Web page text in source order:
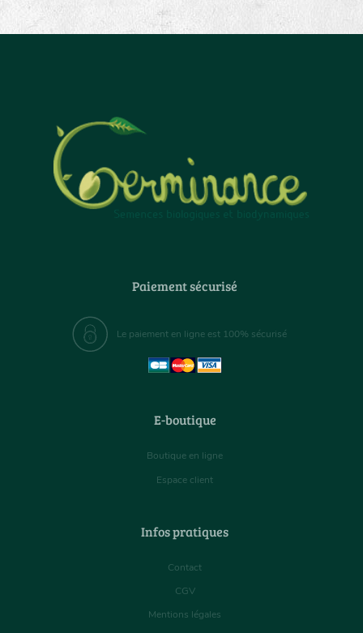
Paiement sécurisé
Le paiement en ligne est 100% sécurisé
E-boutique
Boutique en ligne
Espace client
Infos pratiques
Contact
CGV
Mentions légales